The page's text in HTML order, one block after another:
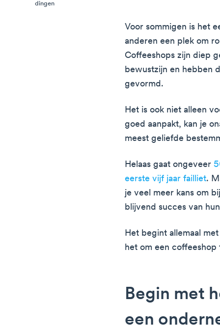
dingen
Voor sommigen is het
anderen een plek om
Coffeeshops zijn diep
bewustzijn en hebben
gevormd.
Het is ook niet alleen
goed aanpakt, kan je
meest geliefde
Helaas gaat ongeveer
eerste vijf jaar failliet.
je veel meer kans om
blijvend succes van
Het begint allemaal
het om een coffeeshop
Begin met
een